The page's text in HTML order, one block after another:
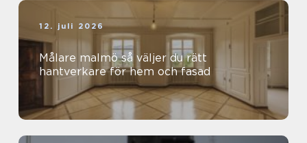
12. juli 2026
Målare malmö så väljer du rätt
hantverkare för hem och fasad